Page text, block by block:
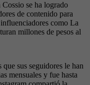
se ha logrado
de contenido para
como La
millones de pesos al
sus seguidores le han
mensuales y fue hasta